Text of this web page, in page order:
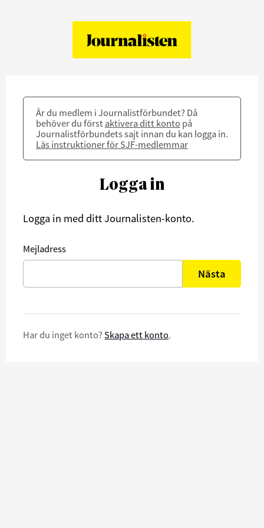
Är du medlem i Journalistförbundet? Då
behöver du först aktivera ditt konto på
Journalistförbundets sajt innan du kan logga in.
Läs instruktioner för SJF-medlemmar
Logga in
Logga in med ditt Journalisten-konto.
Mejladress
Nästa
Har du inget konto? Skapa ett konto.